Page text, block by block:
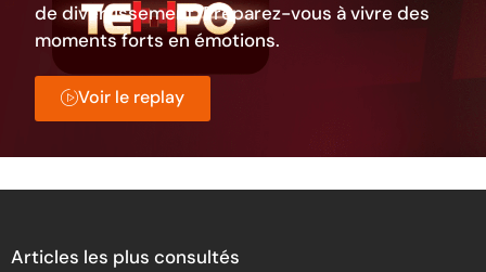
de divertissement. Préparez-vous à vivre des
moments forts en émotions.
Voir le replay
Articles les plus consultés